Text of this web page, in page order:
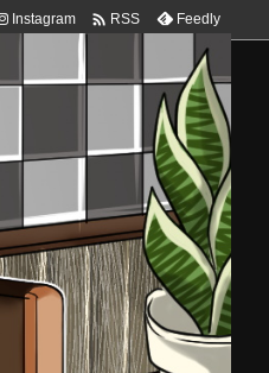
Instagram  RSS Feedly